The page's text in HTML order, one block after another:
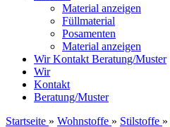
Material anzeigen
Füllmaterial
Posamenten
Material anzeigen
WirKontakt Beratung/Muster
Wir
Kontakt
Beratung/Muster
Startseite » Wohnstoffe » Stilstoffe »